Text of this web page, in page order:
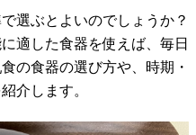
選ぶとよいのでしょうか？
適した食器を使えば、毎日
の食器の選び方や、時期・
介します。